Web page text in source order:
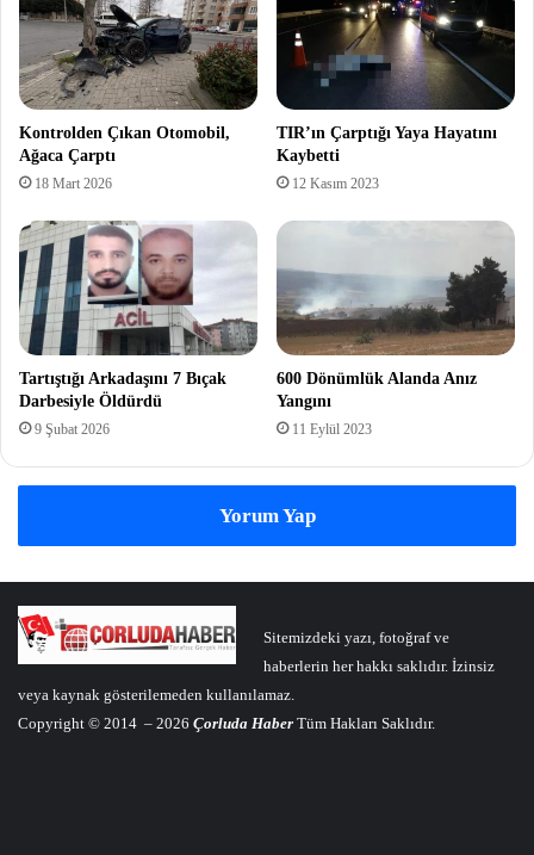
Kontrolden Çıkan Otomobil,
Ağaca Çarptı
18 Mart 2026
TIR’ın Çarptığı Yaya Hayatını
Kaybetti
12 Kasım 2023
Tartıştığı Arkadaşını 7 Bıçak
Darbesiyle Öldürdü
9 Şubat 2026
600 Dönümlük Alanda Anız
Yangını
11 Eylül 2023
Yorum Yap
Sitemizdeki yazı, fotoğraf ve
haberlerin her hakkı saklıdır. İzinsiz
veya kaynak gösterilemeden kullanılamaz.
Copyright © 2014 – 2026 Çorluda Haber Tüm Hakları Saklıdır.